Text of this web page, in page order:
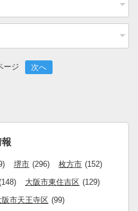
ージ 次へ
堺市 (296) 枚方市 (152)
大阪市東住吉区 (129)
阪市天王寺区 (99)